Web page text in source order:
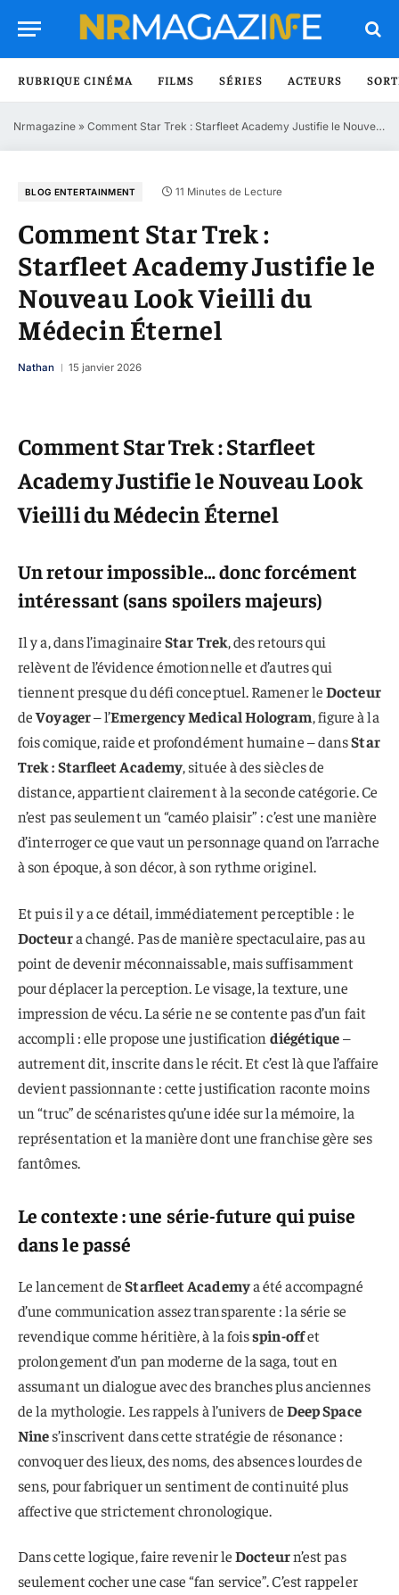
RUBRIQUE CINÉMA FILMS SÉRIES ACTEURS
Nrmagazine » Comment Star Trek : Starfleet Academy Justifie le Nouveau Look Vieilli du Médecin Éternel
BLOG ENTERTAINMENT 11 Minutes de Lecture
Comment Star Trek :
Starfleet Academy Justifie le
Nouveau Look Vieilli du
Médecin Éternel
Nathan 15 janvier 2026
Comment Star Trek : Starfleet
Academy Justifie le Nouveau Look
Vieilli du Médecin Éternel
Un retour impossible… donc forcément
intéressant (sans spoilers majeurs)
Il y a, dans l’imaginaireStar Trek, des retours qui
relèvent de l’évidence émotionnelle et d’autres qui
tiennent presque du défi conceptuel. Ramener leDocteur
deVoyager– l’Emergency Medical Hologram, figure à la
fois comique, raide et profondément humaine – dansStar
Trek : Starfleet Academy, située à des siècles de
distance, appartient clairement à la seconde catégorie. Ce
n’est pas seulement un “caméo plaisir” : c’est une manière
d’interroger ce que vaut un personnage quand on l’arrache
à son époque, à son décor, à son rythme originel.
Et puis il y a ce détail, immédiatement perceptible : le
Docteura changé. Pas de manière spectaculaire, pas au
point de devenir méconnaissable, mais suffisamment
pour déplacer la perception. Le visage, la texture, une
impression de vécu. La série ne se contente pas d’un fait
accompli : elle propose une justification diégétique–
autrement dit, inscrite dans le récit. Et c’est là que l’affaire
devient passionnante : cette justification raconte moins
un “truc” de scénaristes qu’une idée sur la mémoire, la
représentation et la manière dont une franchise gère ses
fantômes.
Le contexte : une série-future qui puise
dans le passé
Le lancement deStarfleet Academya été accompagné
d’une communication assez transparente : la série se
revendique comme héritière, à la foisspin-offet
prolongement d’un pan moderne de la saga, tout en
assumant un dialogue avec des branches plus anciennes
de la mythologie. Les rappels à l’univers deDeep Space
Nines’inscrivent dans cette stratégie de résonance :
convoquer des lieux, des noms, des absences lourdes de
sens, pour fabriquer un sentiment de continuité plus
affective que strictement chronologique.
Dans cette logique, faire revenir leDocteurn’est pas
seulement cocher une case “fan service”. C’est rappeler